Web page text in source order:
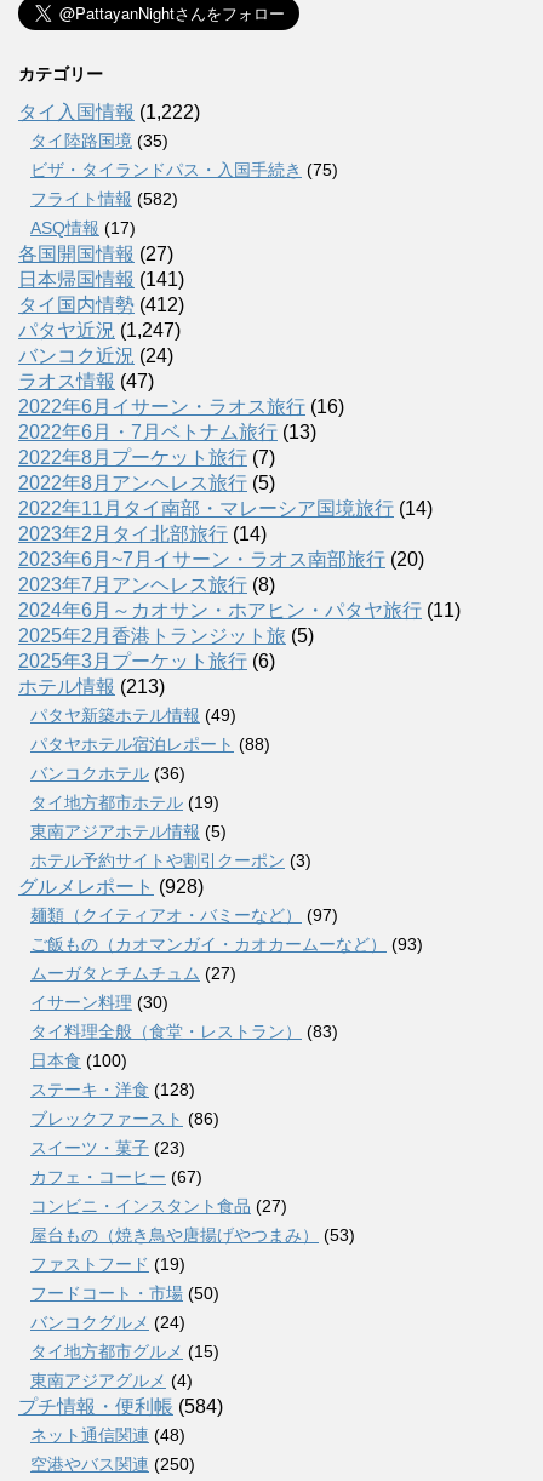
カテゴリー
タイ入国情報 (1,222)
タイ陸路国境 (35)
ビザ・タイランドパス・入国手続き (75)
フライト情報 (582)
ASQ情報 (17)
各国開国情報 (27)
日本帰国情報 (141)
タイ国内情勢 (412)
パタヤ近況 (1,247)
バンコク近況 (24)
ラオス情報 (47)
2022年6月イサーン・ラオス旅行 (16)
2022年6月・7月ベトナム旅行 (13)
2022年8月プーケット旅行 (7)
2022年8月アンヘレス旅行 (5)
2022年11月タイ南部・マレーシア国境旅行 (14)
2023年2月タイ北部旅行 (14)
2023年6月~7月イサーン・ラオス南部旅行 (20)
2023年7月アンヘレス旅行 (8)
2024年6月～カオサン・ホアヒン・パタヤ旅行 (11)
2025年2月香港トランジット旅 (5)
2025年3月プーケット旅行 (6)
ホテル情報 (213)
パタヤ新築ホテル情報 (49)
パタヤホテル宿泊レポート (88)
バンコクホテル (36)
タイ地方都市ホテル (19)
東南アジアホテル情報 (5)
ホテル予約サイトや割引クーポン (3)
グルメレポート (928)
麺類（クイティアオ・バミーなど）
(97)
ご飯もの（カオマンガイ・カオカームーなど）
(93)
ムーガタとチムチュム (27)
イサーン料理 (30)
タイ料理全般（食堂・レストラン）
(83)
日本食 (100)
ステーキ・洋食 (128)
ブレックファースト (86)
スイーツ・菓子 (23)
カフェ・コーヒー (67)
コンビニ・インスタント食品 (27)
屋台もの（焼き鳥や唐揚げやつまみ）
(53)
ファストフード (19)
フードコート・市場 (50)
バンコクグルメ (24)
タイ地方都市グルメ (15)
東南アジアグルメ (4)
プチ情報・便利帳 (584)
ネット通信関連 (48)
空港やバス関連 (250)